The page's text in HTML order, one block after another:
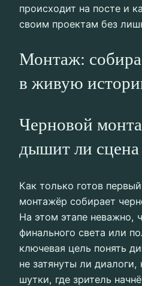
происходит на посте и
своим проектам без
Монтаж:
в живую
Черновой
дышит ли сцена
Как только готов
монтажёр собирает
На этом этапе неважно,
финального света или
ключевая цель понять
не затянуты ли
шутки, где зритель